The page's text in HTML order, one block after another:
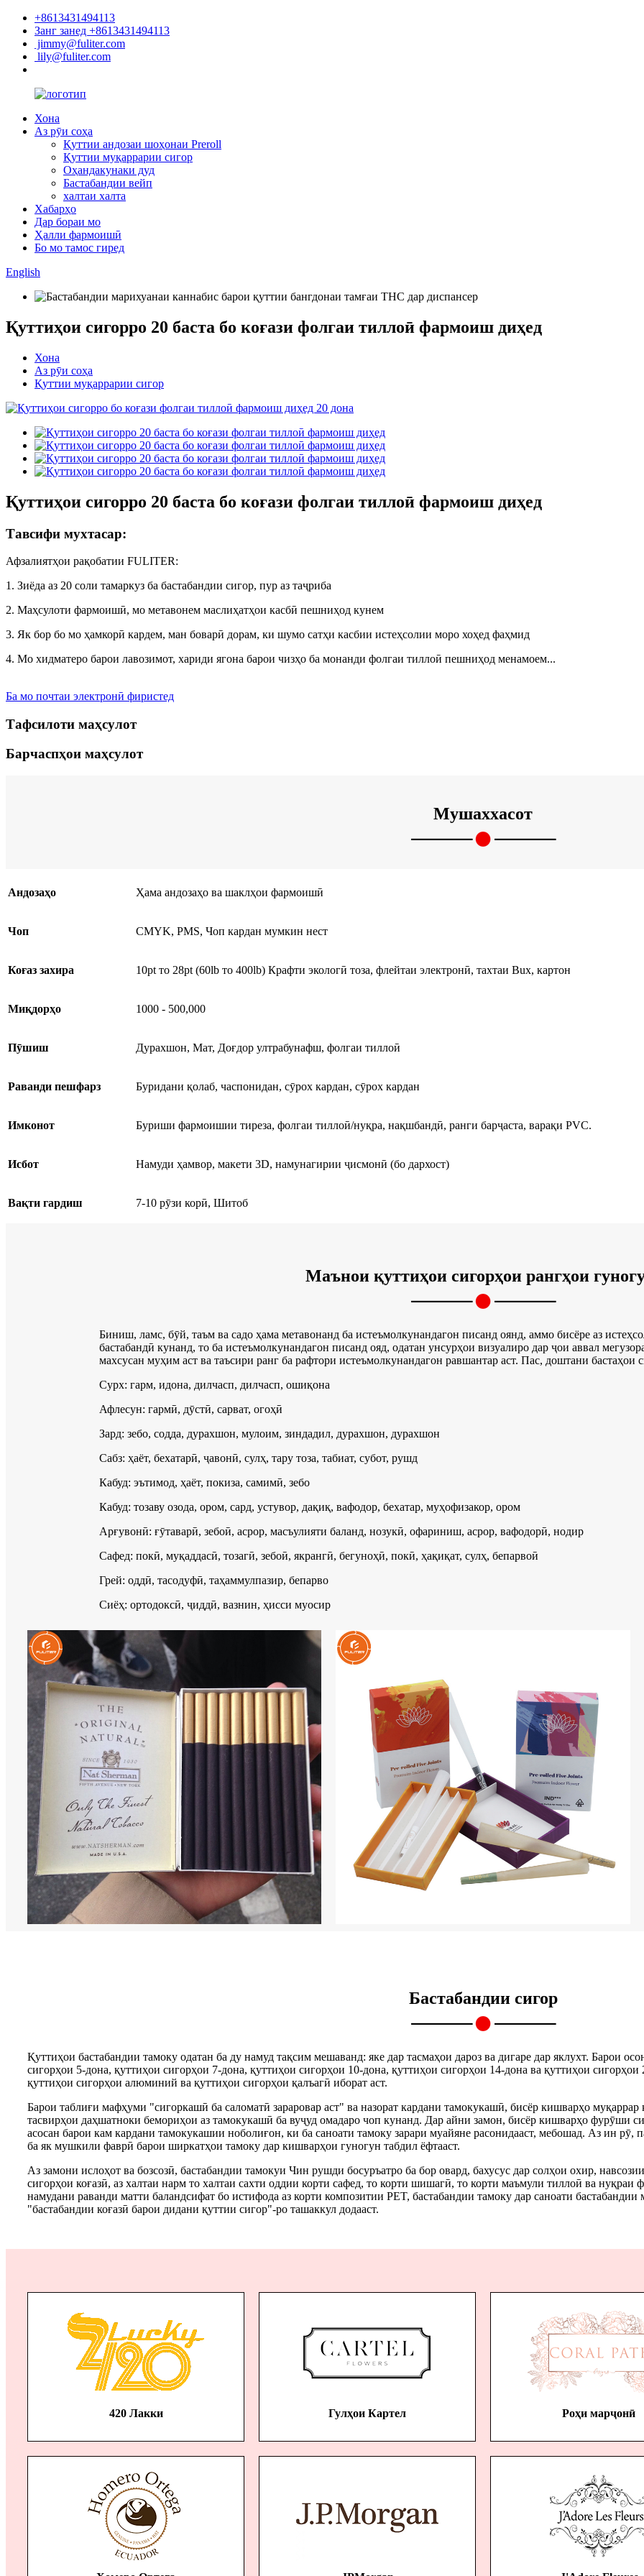
+8613431494113
Занг занед +8613431494113
jimmy@fuliter.com
lily@fuliter.com
Хона
Аз рӯи соҳа
Қуттии андозаи шоҳонаи Preroll
Қуттии муқаррарии сигор
Оҳандакунаки дуд
Бастабандии вейп
халтаи халта
Хабарҳо
Дар бораи мо
Ҳалли фармоишӣ
Бо мо тамос гиред
English
Қуттиҳои сигорро 20 баста бо коғази фолгаи тиллоӣ фармоиш диҳед
Хона
Аз рӯи соҳа
Қуттии муқаррарии сигор
Қуттиҳои сигорро 20 баста бо коғази фолгаи тиллоӣ фармоиш диҳед
Тавсифи мухтасар:
Афзалиятҳои рақобатии FULITER:
1. Зиёда аз 20 соли тамаркуз ба бастабандии сигор, пур аз таҷриба
2. Маҳсулоти фармоишӣ, мо метавонем маслиҳатҳои касбӣ пешниҳод кунем
3. Як бор бо мо ҳамкорӣ кардем, ман боварӣ дорам, ки шумо сатҳи касбии истеҳсолии моро хоҳед фаҳмид
4. Мо хидматеро барои лавозимот, хариди ягона барои чизҳо ба монанди фолгаи тиллоӣ пешниҳод менамоем...
Ба мо почтаи электронӣ фиристед
Тафсилоти маҳсулот
Барчаспҳои маҳсулот
Мушаххасот
Андозаҳо Ҳама андозаҳо ва шаклҳои фармоишӣ
Чоп CMYK, PMS, Чоп кардан мумкин нест
Коғаз захира 10pt то 28pt (60lb то 400lb) Крафти экологӣ тоза, флейтаи электронӣ, тахтаи Bux, картон
Миқдорҳо 1000 - 500,000
Пӯшиш Дурахшон, Мат, Доғдор ултрабунафш, фолгаи тиллоӣ
Раванди пешфарз Буридани қолаб, часпонидан, сӯрох кардан, сӯрох кардан
Имконот Буриши фармоишии тиреза, фолгаи тиллоӣ/нуқра, нақшбандӣ, ранги барҷаста, варақи PVC.
Исбот Намуди ҳамвор, макети 3D, намунагирии ҷисмонӣ (бо дархост)
Вақти гардиш 7-10 рӯзи корӣ, Шитоб
Маънои қуттиҳои сигорҳои рангҳои
Биниш, ламс, бӯй, таъм ва садо ҳама метавонанд ба истеъмолкунандагон писанд оянд, аммо бисёре аз
бастабандӣ кунанд, то ба истеъмолкунандагон писанд ояд, одатан унсурҳои визуалиро дар ҷои аввал
махсусан муҳим аст ва таъсири ранг ба рафтори истеъмолкунандагон равшантар аст. Пас, доштани бастаҳои
Сурх: гарм, идона, дилчасп, дилчасп, ошиқона
Афлесун: гармӣ, дӯстӣ, сарват, огоҳӣ
Зард: зебо, содда, дурахшон, мулоим, зиндадил, дурахшон, дурахшон
Сабз: ҳаёт, бехатарӣ, ҷавонӣ, сулҳ, тару тоза, табиат, субот, рушд
Кабуд: эътимод, ҳаёт, покиза, самимӣ, зебо
Кабуд: тозаву озода, ором, сард, устувор, дақиқ, вафодор, бехатар, муҳофизакор, ором
Арғувонӣ: ғӯтаварӣ, зебоӣ, асрор, масъулияти баланд, нозукӣ, офариниш, асрор, вафодорӣ, нодир
Сафед: покӣ, муқаддасӣ, тозагӣ, зебоӣ, якрангӣ, бегуноҳӣ, покӣ, ҳақиқат, сулҳ, бепарвоӣ
Грей: оддӣ, тасодуфӣ, таҳаммулпазир, бепарво
Сиёҳ: ортодоксӣ, ҷиддӣ, вазнин, ҳисси муосир
Бастабандии сигор
Қуттиҳои бастабандии тамоку одатан ба ду намуд тақсим мешаванд: яке дар тасмаҳои дароз ва дигаре дар яклухт. Барои
сигорҳои 5-дона, қуттиҳои сигорҳои 7-дона, қуттиҳои сигорҳои 10-дона, қуттиҳои сигорҳои 14-дона ва қуттиҳои
қуттиҳои сигорҳои алюминий ва қуттиҳои сигорҳои қалъагӣ иборат аст.
Барои таблиғи мафҳуми "сигоркашӣ ба саломатӣ зараровар аст" ва назорат кардани тамокукашӣ, бисёр кишварҳо
тасвирҳои даҳшатноки бемориҳои аз тамокукашӣ ба вуҷуд омадаро чоп кунанд. Дар айни замон, бисёр кишварҳо фурӯши
асосан барои кам кардани тамокукашии ноболиғон, ки ба саноати тамоку зарари муайяне расонидааст, мебошад. Аз ин рӯ,
ба як мушкили фаврӣ барои ширкатҳои тамоку дар кишварҳои гуногун табдил ёфтааст.
Аз замони ислоҳот ва бозсозӣ, бастабандии тамокуи Чин рушди босуръатро ба бор овард, бахусус дар солҳои охир,
сигорҳои коғазӣ, аз халтаи нарм то халтаи сахти оддии корти сафед, то корти шишагӣ, то корти маъмули тиллоӣ ва
намудани раванди матти баландсифат бо истифода аз корти композитии PET, бастабандии тамоку дар саноати
"бастабандии коғазӣ барои дидани қуттии сигор"-ро ташаккул додааст.
420 Лакки Гулҳои Картел Роҳи марҷонӣ